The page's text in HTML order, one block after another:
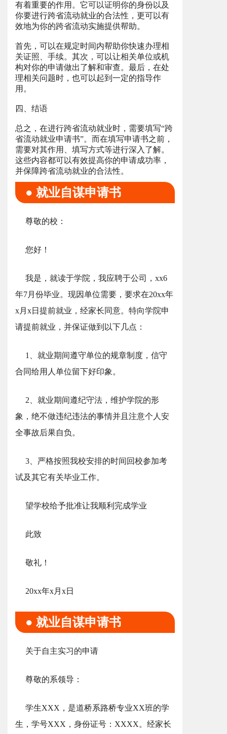
有着重要的作用。它可以证明你的身份以及
你要进行跨省流动就业的合法性，更可以有
效地为你的跨省流动实施提供帮助。
首先，可以在规定时间内帮助你快速办理相
关证照、手续。其次，可以让相关单位或机
构对你的申请做出了解和审查。最后，在处
理相关问题时，也可以起到一定的指导作
用。
四、结语
总之，在进行跨省流动就业时，需要填写“跨
省流动就业申请书”。而在填写申请书之前，
需要对其作用、填写方式等进行深入了解。
这些内容都可以有效提高你的申请成功率，
并保障跨省流动就业的合法性。
● 就业自谋申请书
尊敬的校：
您好！
我是，就读于学院，我应聘于公司，xx6
年7月份毕业。现因单位需要，要求在20xx年
x月x日提前就业，经家长同意。特向学院申
请提前就业，并保证做到以下几点：
1、就业期间遵守单位的规章制度，信守
合同给用人单位留下好印象。
2、就业期间遵纪守法，维护学院的形
象，绝不做违纪违法的事情并且注意个人安
全事故后果自负。
3、严格按照我校安排的时间回校参加考
试及其它有关毕业工作。
望学校给予批准让我顺利完成学业
此致
敬礼！
20xx年x月x日
● 就业自谋申请书
关于自主实习的申请
尊敬的系领导：
学生XXX，是道桥系路桥专业XX班的学
生，学号XXX，身份证号：XXXX。经家长